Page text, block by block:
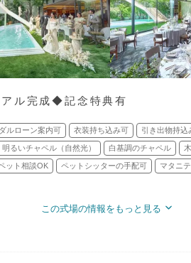
アル完成◆記念特典有
ルローン案内可 衣装持ち込み可 引き出物持込
明るいチャペル（自然光） 白基調のチャペル
ット相談OK ペットシッターの手配可 マタニ
この式場の情報をもっと見る